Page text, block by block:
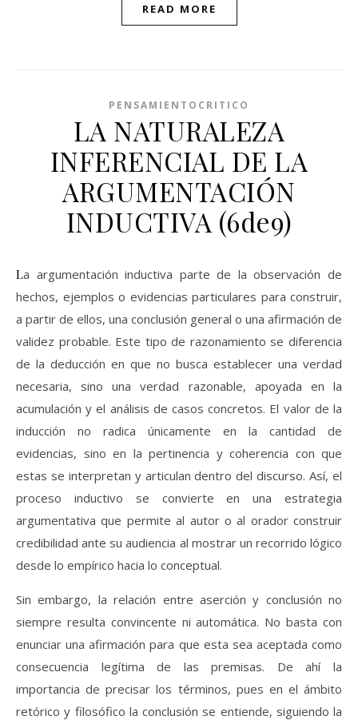
READ MORE
PENSAMIENTOCRITICO
LA NATURALEZA
INFERENCIAL DE LA
ARGUMENTACIÓN
INDUCTIVA (6de9)
La argumentación inductiva parte de la observación de
hechos, ejemplos o evidencias particulares para construir,
a partir de ellos, una conclusión general o una afirmación de
validez probable. Este tipo de razonamiento se diferencia
de la deducción en que no busca establecer una verdad
necesaria, sino una verdad razonable, apoyada en la
acumulación y el análisis de casos concretos. El valor de la
inducción no radica únicamente en la cantidad de
evidencias, sino en la pertinencia y coherencia con que
estas se interpretan y articulan dentro del discurso. Así, el
proceso inductivo se convierte en una estrategia
argumentativa que permite al autor o al orador construir
credibilidad ante su audiencia al mostrar un recorrido lógico
desde lo empírico hacia lo conceptual.
Sin embargo, la relación entre aserción y conclusión no
siempre resulta convincente ni automática. No basta con
enunciar una afirmación para que esta sea aceptada como
consecuencia legítima de las premisas. De ahí la
importancia de precisar los términos, pues en el ámbito
retórico y filosófico la conclusión se entiende, siguiendo la